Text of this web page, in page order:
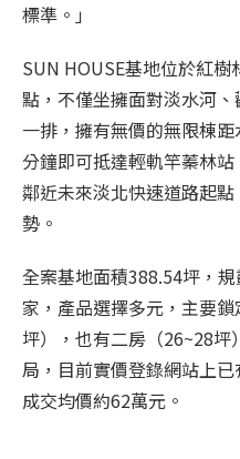
標準。」
SUN HOUSE基地位於紅
點，不僅坐擁面對淡水河
一排，擁有無價的無限棟
分鐘即可抵達輕軌竿蓁林
鄰近未來淡北快速道路起
勢。
全案基地面積388.54坪，
家，產品選擇多元，主要
坪），也有二房（26~28
局，目前實價登錄網站上
成交均價約62萬元。